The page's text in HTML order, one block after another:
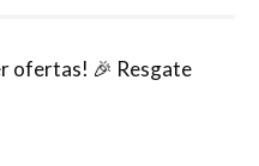
ofertas! 🎉 Resgate